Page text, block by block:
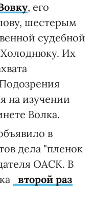
, его
шестерым
судебной
Их
на изучении
Волка.
в
дела "пленок
ОАСК. В
второй раз